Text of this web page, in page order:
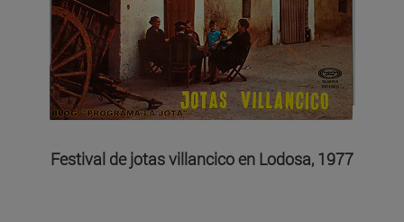
Festival de jotas villancico en Lodosa, 1977